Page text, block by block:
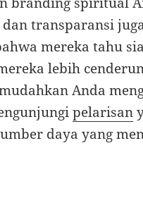
transparansi
mereka tahu
lebih
Anda
pelarisan
daya yang